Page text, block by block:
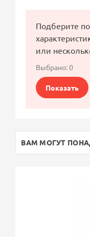
Подберите
или
Выбрано:0
Показать
ВАМ МОГУТ